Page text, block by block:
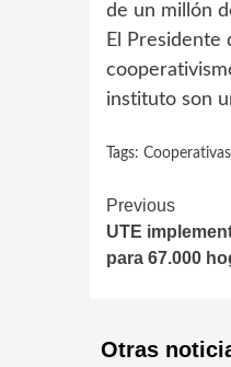
de un millón
El Presidente
instituto son
Tags: Cooperativas
Continue
Previous
UTE
para 67.000
Otras